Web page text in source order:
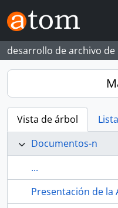
Skip to main content
desarrollo de archivo
Vista de árbol Lista
Documentos-n
...